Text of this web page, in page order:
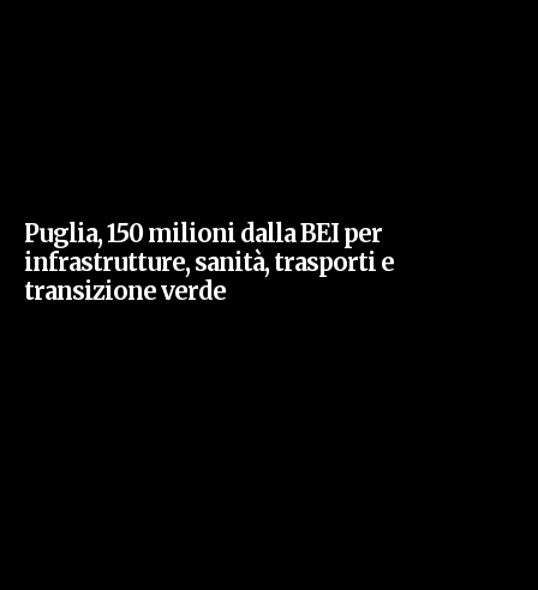
Puglia, 150 milioni dalla BEI per
infrastrutture, sanità, trasporti e
transizione verde